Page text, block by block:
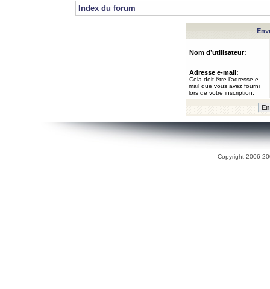
Index du forum
Nom d’utilisateur:
Adresse e-mail:
Cela doit être l’adresse e-
mail que vous avez fourni
lors de votre inscription.
Copyright 2006-